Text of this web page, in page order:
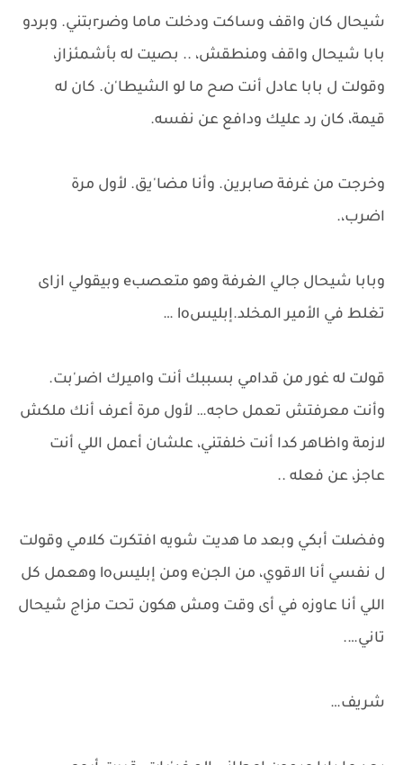
شيحال كان واقف وساكت ودخلت ماما وضرrبتني. وبردو
بابا شيحال واقف ومنطقش، .. بصيت له بأشمئزاز،
وقولت ل بابا عادل أنت صح ما لو الشيطا'ن. كان له
قيمة، كان رد عليك ودافع عن نفسه.
وخرجت من غرفة صابرين. وأنا مضا'يق. لأول مرة
اضرب،.
وبابا شيحال جالي الغرفة وهو متعصبe وبيقولي ازاى
تغلط في الأمير المخلد.إبليسlo …
قولت له غور من قدامي بسببك أنت واميرك اضر'بت.
وأنت معرفتش تعمل حاجه… لأول مرة أعرف أنك ملكش
لازمة واظاهر كدا أنت خلفتني، علشان أعمل اللي أنت
عاجز، عن فعله ..
وفضلت أبكي وبعد ما هديت شويه افتكرت كلامي وقولت
ل نفسي أنا الاقوي، من الجنe ومن إبليسlo وهعمل كل
اللي أنا عاوزه في أى وقت ومش هكون تحت مزاج شيحال
تاني….
شريف…